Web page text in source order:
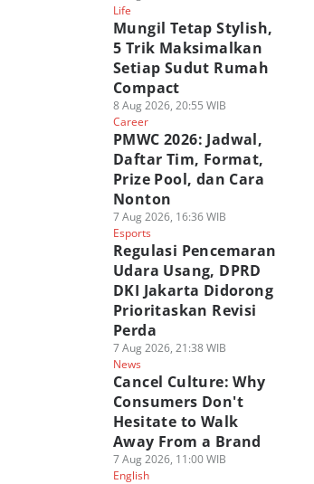
Life
Mungil Tetap Stylish,
5 Trik Maksimalkan
Setiap Sudut Rumah
Compact
8 Aug 2026, 20:55 WIB
Career
PMWC 2026: Jadwal,
Daftar Tim, Format,
Prize Pool, dan Cara
Nonton
7 Aug 2026, 16:36 WIB
Esports
Regulasi Pencemaran
Udara Usang, DPRD
DKI Jakarta Didorong
Prioritaskan Revisi
Perda
7 Aug 2026, 21:38 WIB
News
Cancel Culture: Why
Consumers Don't
Hesitate to Walk
Away From a Brand
7 Aug 2026, 11:00 WIB
English